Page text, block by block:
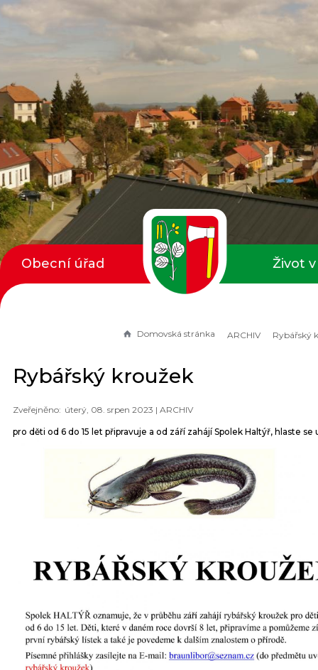
Domovská stránka ARCHIV Rybářský
Rybářský kroužek
úterý, 08. srpen 2023 | ARCHIV
pro děti od 6 do 15 let připravuje a od září zahájí Spolek Haltýř, hlaste se
Obecní úřad Život